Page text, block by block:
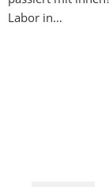
Labor in…